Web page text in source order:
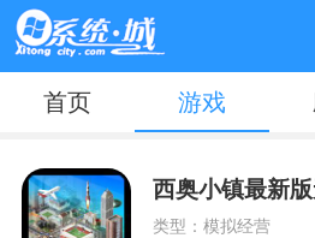
首页 游戏
西奥小镇最新
类型：模拟经营